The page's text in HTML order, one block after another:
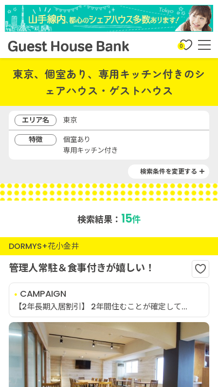
0
東京、個室あり、専用キッチン付きのシ
ェアハウス・ゲストハウス
エリア名
東京
特徴
個室あり
専用キッチン付き
検索条件を変更する
検索結果： 15件
DORMYS+花小金井
管理人常駐＆食事付きが嬉しい！
CAMPAIGN
【2年長期入居割引】 2年間住むことが確定して...